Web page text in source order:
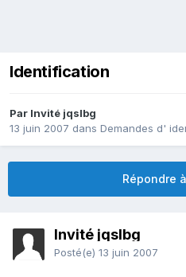
Identification
Par Invité jqslbg
13 juin 2007 dans Demandes d'
Répondre
Invité jqslbg
Posté(e) 13 juin 2007